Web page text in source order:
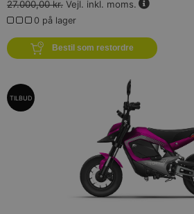
27.000,00 kr. Vejl. inkl. moms.
0 på lager
Bestil som restordre
TILBUD